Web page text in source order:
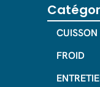
CUISSON
FROID